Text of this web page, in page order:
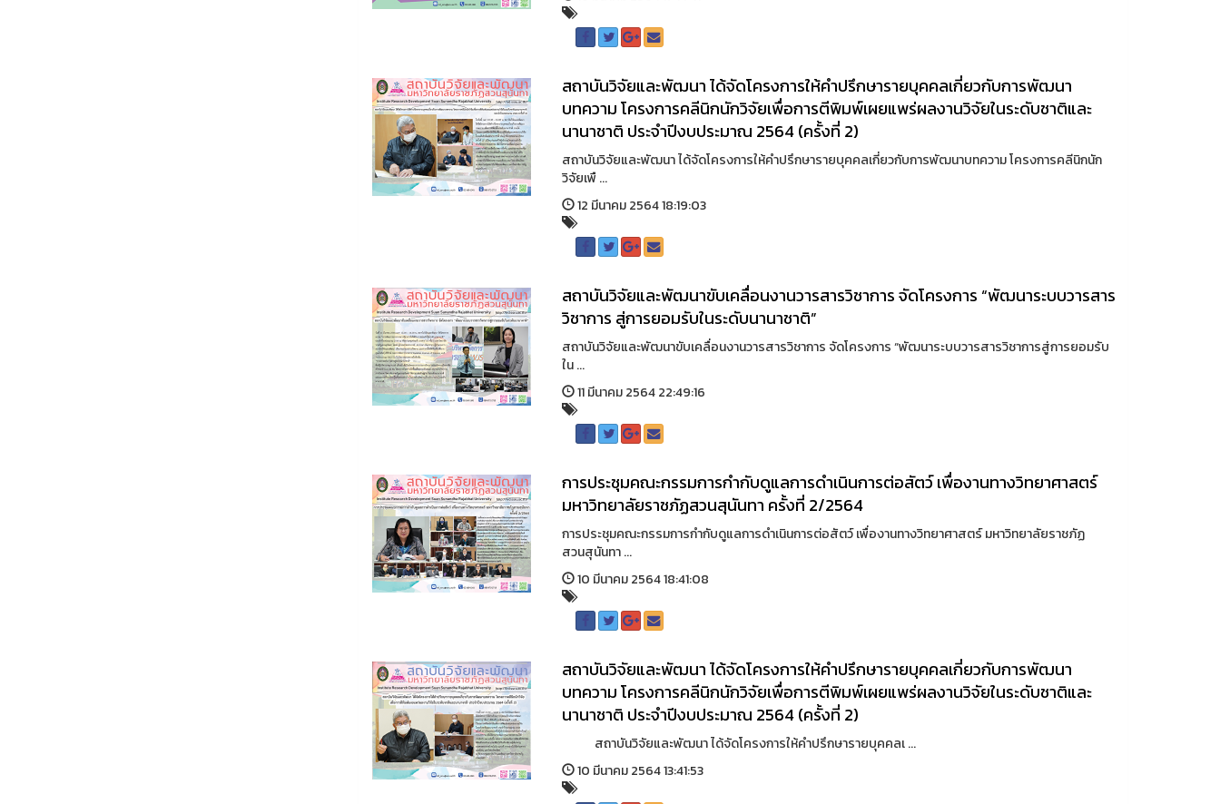
สถาบันวิจัยและพัฒนา ได้จัดโครงการให้คำปรึกษารายบุคคลเกี่ยวกับการพัฒนา
บทความ โครงการคลีนิกนักวิจัยเพื่อการตีพิมพ์เผยแพร่ผลงานวิจัยในระดับชาติและ
นานาชาติ ประจำปีงบประมาณ 2564 (ครั้งที่ 2)
สถาบันวิจัยและพัฒนา ได้จัดโครงการให้คำปรึกษารายบุคคลเกี่ยวกับการพัฒนาบทความ โครงการคลีนิกนัก
วิจัยเพื ...
12 มีนาคม 2564 18:19:03
สถาบันวิจัยและพัฒนาขับเคลื่อนงานวารสารวิชาการ จัดโครงการ “พัฒนาระบบวารสาร
วิชาการ สู่การยอมรับในระดับนานาชาติ”
สถาบันวิจัยและพัฒนาขับเคลื่อนงานวารสารวิชาการ จัดโครงการ “พัฒนาระบบวารสารวิชาการสู่การยอมรับ
ใน ...
11 มีนาคม 2564 22:49:16
การประชุมคณะกรรมการกำกับดูแลการดำเนินการต่อสัตว์ เพื่องานทางวิทยาศาสตร์
มหาวิทยาลัยราชภัฏสวนสุนันทา ครั้งที่ 2/2564
การประชุมคณะกรรมการกำกับดูแลการดำเนินการต่อสัตว์ เพื่องานทางวิทยาศาสตร์ มหาวิทยาลัยราชภัฏ
สวนสุนันทา ...
10 มีนาคม 2564 18:41:08
สถาบันวิจัยและพัฒนา ได้จัดโครงการให้คำปรึกษารายบุคคลเกี่ยวกับการพัฒนา
บทความ โครงการคลีนิกนักวิจัยเพื่อการตีพิมพ์เผยแพร่ผลงานวิจัยในระดับชาติและ
นานาชาติ ประจำปีงบประมาณ 2564 (ครั้งที่ 2)
สถาบันวิจัยและพัฒนา ได้จัดโครงการให้คำปรึกษารายบุคคลเ ...
10 มีนาคม 2564 13:41:53